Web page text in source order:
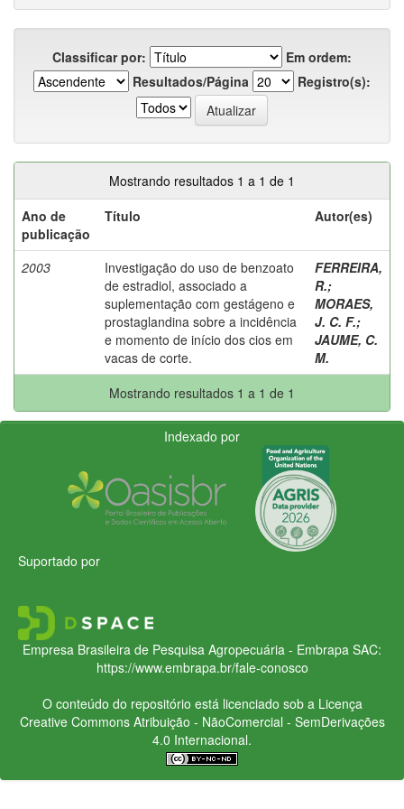
Classificar por:
Em ordem:
Resultados/Página
Registro(s):
Mostrando resultados 1 a 1 de 1
Ano de
publicação
Título Autor(es)
2003
Investigação do uso de benzoato
de estradiol, associado a
suplementação com gestágeno e
prostaglandina sobre a incidência
e momento de início dos cios em
vacas de corte.
FERREIRA,
R.;
MORAES,
J. C. F.;
JAUME, C.
M.
Mostrando resultados 1 a 1 de 1
Indexado por
Suportado por
Empresa Brasileira de Pesquisa Agropecuária - Embrapa SAC:
https://www.embrapa.br/fale-conosco
O conteúdo do repositório está licenciado sob a Licença
Creative CommonsAtribuição - NãoComercial - SemDerivações
4.0 Internacional.